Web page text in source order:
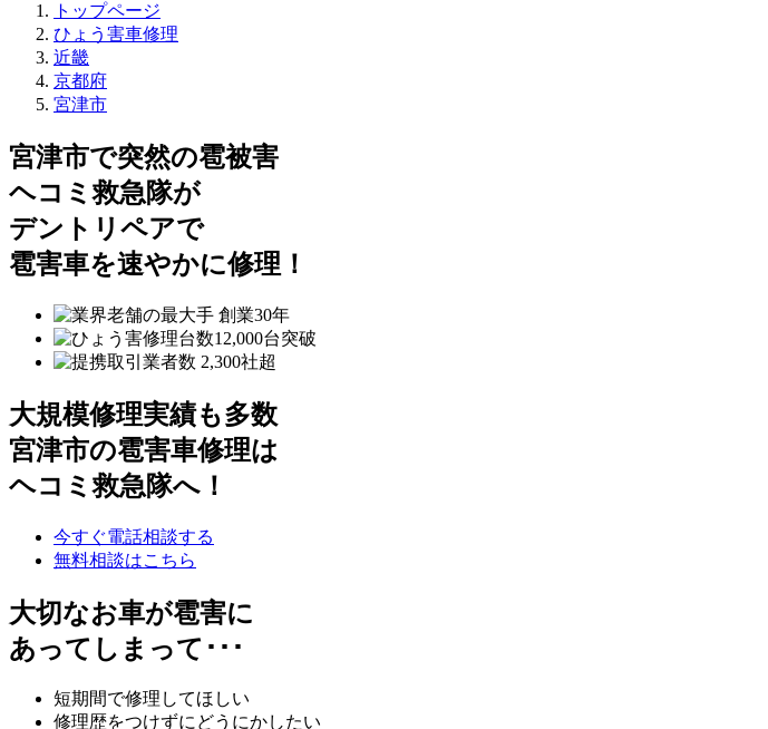
トップページ
ひょう害車修理
近畿
京都府
宮津市
宮津市で突然の雹被害
ヘコミ救急隊が
デントリペアで
雹害車を速やかに修理！
大規模修理実績も多数
宮津市の雹害車修理は
ヘコミ救急隊へ！
今すぐ電話相談する
無料相談はこちら
大切なお車が雹害に
あってしまって･･･
短期間で修理してほしい
修理歴をつけずにどうにかしたい